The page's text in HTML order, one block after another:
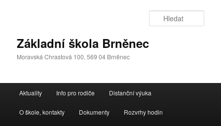
Základní škola Brněnec
Moravská Chrastová 100, 569 04 Brněnec
navigační
Aktuality Info pro rodiče Distanční výuka
O škole, kontakty Dokumenty Rozvrhy hodin